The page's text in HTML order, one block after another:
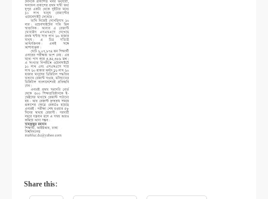
Share this: